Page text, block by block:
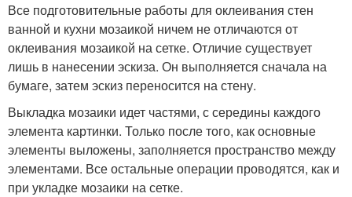
Все подготовительные работы для оклеивания стен
ванной и кухни мозаикой ничем не отличаются от
оклеивания мозаикой на сетке. Отличие существует
лишь в нанесении эскиза. Он выполняется сначала на
бумаге, затем эскиз переносится на стену.
Выкладка мозаики идет частями, с середины каждого
элемента картинки. Только после того, как основные
элементы выложены, заполняется пространство между
элементами. Все остальные операции проводятся, как и
при укладке мозаики на сетке.